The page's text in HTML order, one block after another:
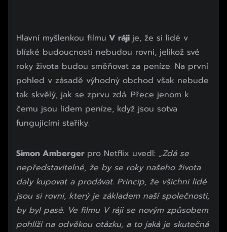
Hlavní myšlenkou filmu V ráji je, že si lidé v
blízké budoucnosti nebudou rovni, jelikož své
roky života budou směňovat za peníze. Na první
pohled v zásadě výhodný obchod však nebude
tak skvělý, jak se zprvu zdá. Přece jenom k
čemu jsou lidem peníze, když jsou sotva
fungujícími staříky.
Simon Amberger pro Netflix uvedl: „Zdá se
nepředstavitelné, že by se roky našeho života
daly kupovat a prodávat. Princip, že všichni lidé
jsou si rovni, který je základem naší společnosti,
by byl pasé. Ve filmu V ráji se novým způsobem
pohlíží na odvěkou otázku, a to jaká je skutečná